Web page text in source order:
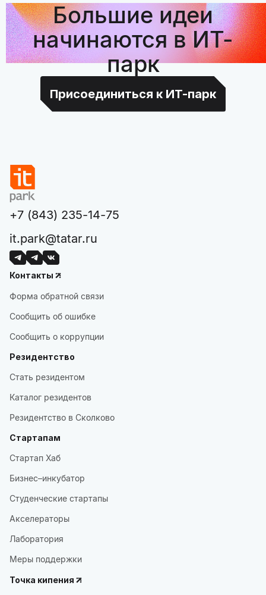
Большие идеи
начинаются в ИТ-
парк
Присоединиться к ИТ-парк
+7 (843) 235-14-75
it.park@tatar.ru
Контакты
Форма обратной связи
Сообщить об ошибке
Сообщить о коррупции
Резидентство
Стать резидентом
Каталог резидентов
Резидентство в Сколково
Стартапам
Стартап Хаб
Бизнес–инкубатор
Студенческие стартапы
Акселераторы
Лаборатория
Меры поддержки
Точка кипения